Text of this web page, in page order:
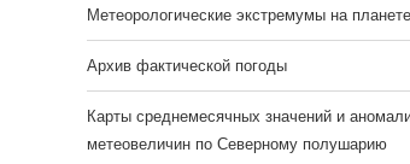
Метеорологические экстремумы на планете
Архив фактической погоды
Карты среднемесячных значений и
метеовеличин по Северному полушарию